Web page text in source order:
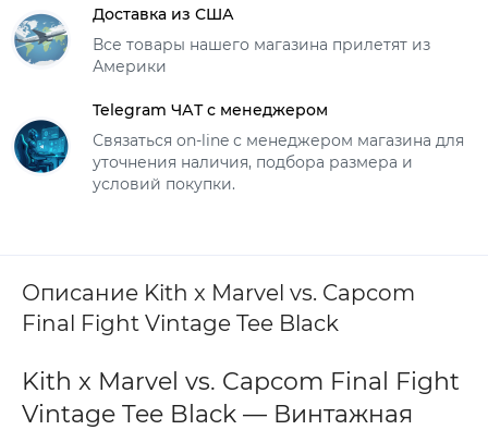
Доставка из США
Все товары нашего магазина прилетят из
Америки
Telegram ЧАТ с менеджером
Связаться on-line с менеджером магазина для
уточнения наличия, подбора размера и
условий покупки.
Описание Kith x Marvel vs. Capcom
Final Fight Vintage Tee Black
Kith x Marvel vs. Capcom Final Fight
Vintage Tee Black — Винтажная